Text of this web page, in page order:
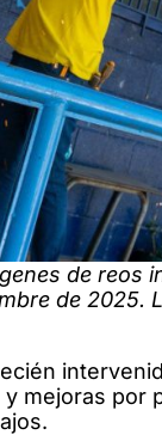
de reos
de
mejoras por